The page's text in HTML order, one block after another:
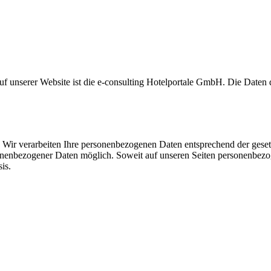
unserer Website ist die e-consulting Hotelportale GmbH. Die
verarbeiten Ihre personenbezogenen Daten entsprechend der
Daten möglich. Soweit auf unseren Seiten